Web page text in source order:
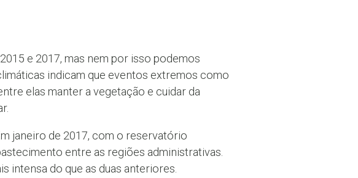
e 2017, mas nem por isso podemos
indicam que eventos extremos como
elas manter a vegetação e cuidar da
janeiro de 2017, com o reservatório
entre as regiões administrativas.
intensa do que as duas anteriores.